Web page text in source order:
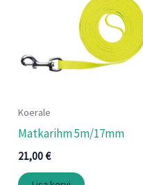
Koerale
Matkarihm 5m/17mm
21,00€